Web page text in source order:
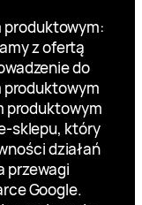
produktowym:
z ofertą
do
produktowym
produktowym
sklepu, który
działań
przewagi
Google.